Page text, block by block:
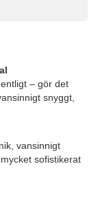
– gör det
snyggt,
vansinnigt
sofistikerat